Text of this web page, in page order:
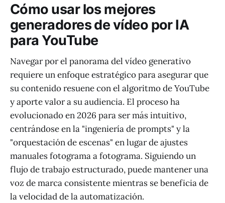
Cómo usar los mejores
generadores de vídeo por IA
para YouTube
Navegar por el panorama del vídeo generativo
requiere un enfoque estratégico para asegurar que
su contenido resuene con el algoritmo de YouTube
y aporte valor a su audiencia. El proceso ha
evolucionado en 2026 para ser más intuitivo,
centrándose en la "ingeniería de prompts" y la
"orquestación de escenas" en lugar de ajustes
manuales fotograma a fotograma. Siguiendo un
flujo de trabajo estructurado, puede mantener una
voz de marca consistente mientras se beneficia de
la velocidad de la automatización.